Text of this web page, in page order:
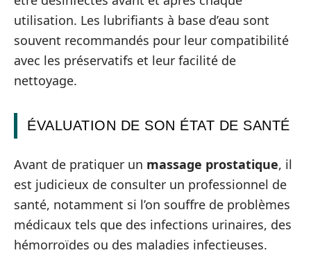
utilisation. Les lubrifiants à base d’eau sont
souvent recommandés pour leur compatibilité
avec les préservatifs et leur facilité de
nettoyage.
ÉVALUATION DE SON ÉTAT DE SANTÉ
Avant de pratiquer un massage prostatique, il
est judicieux de consulter un professionnel de
santé, notamment si l’on souffre de problèmes
médicaux tels que des infections urinaires, des
hémorroïdes ou des maladies infectieuses.